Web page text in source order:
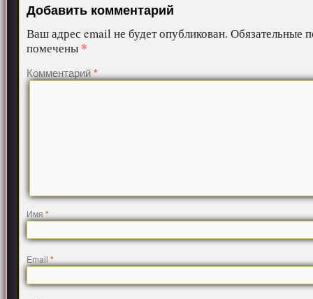
Добавить комментарий
Ваш адрес email не будет опубликован. Обязательные
помечены *
Комментарий*
Имя*
Email*